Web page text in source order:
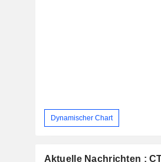
Dynamischer Chart
Aktuelle Nachrichten :